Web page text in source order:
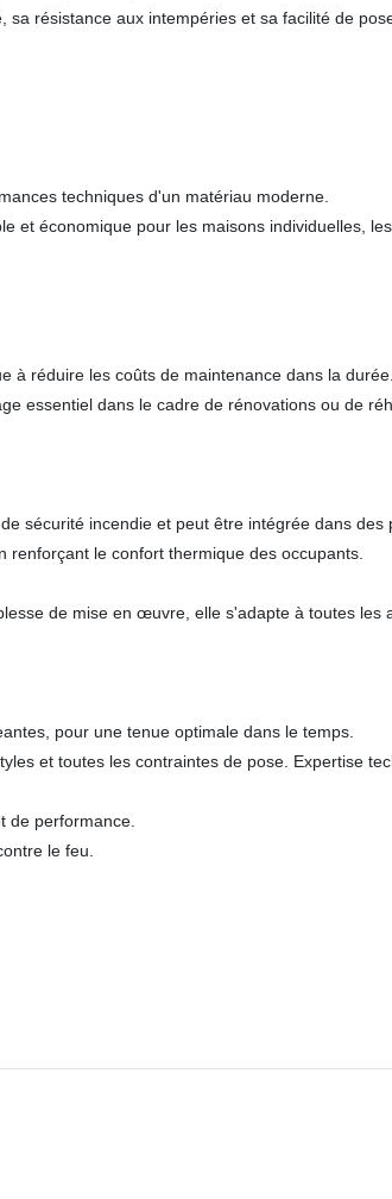
résistance aux intempéries et sa facilité de
techniques d'un matériau moderne.
et économique pour les maisons individuelles,
à réduire les coûts de maintenance dans la durée.
essentiel dans le cadre de rénovations ou de
sécurité incendie et peut être intégrée dans
le confort thermique des occupants.
de mise en œuvre, elle s'adapte à toutes les
pour une tenue optimale dans le temps.
et toutes les contraintes de pose. Expertise
de performance.
le feu.